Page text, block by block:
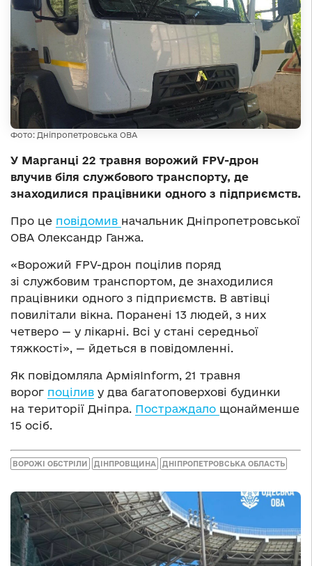
Фото: Дніпропетровська ОВА
У Марганці 22 травня ворожий FPV-дрон
влучив біля службового транспорту, де
знаходилися працівники одного з підприємств.
Про це повідомив начальник Дніпропетровської
ОВА Олександр Ганжа.
«Ворожий FPV-дрон поцілив поряд
зі службовим транспортом, де знаходилися
працівники одного з підприємств. В автівці
повилітали вікна. Поранені 13 людей, з них
четверо — у лікарні. Всі у стані середньої
тяжкості», — йдеться в повідомленні.
Як повідомляла АрміяInform, 21 травня
ворог поцілив у два багатоповерхові будинки
на території Дніпра. Постраждало щонайменше
15 осіб.
ВОРОЖІ ОБСТРІЛИ ДІНПРОВЩИНА ДНІПРОПЕТРОВСЬКА ОБЛАСТЬ